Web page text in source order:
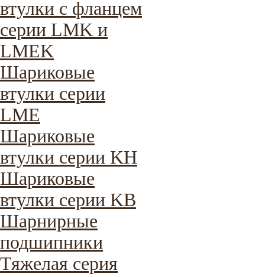
втулки с фланцем
серии LMK и
LMEK
Шариковые
втулки серии
LME
Шариковые
втулки серии KH
Шариковые
втулки серии KB
Шарнирные
подшипники
Тяжелая серия